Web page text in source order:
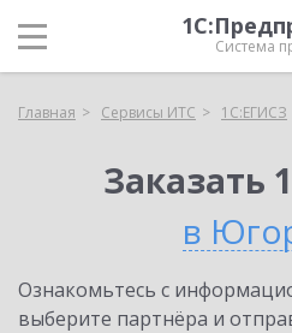
Система
Главная Сервисы ИТС 1С:ЕГИСЗ
Заказать
в
Ознакомьтесь с
выберите партнёра и